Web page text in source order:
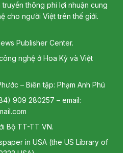
truyền thông phi lợi nhuận cung
cho người Việt trên thế giới.
Publisher Center.
nghệ ở Hoa Kỳ và Việt
– Biên tập: Phạm Anh Phú
909 280257 – email:
Bộ TT-TT VN.
in USA (the US Library of